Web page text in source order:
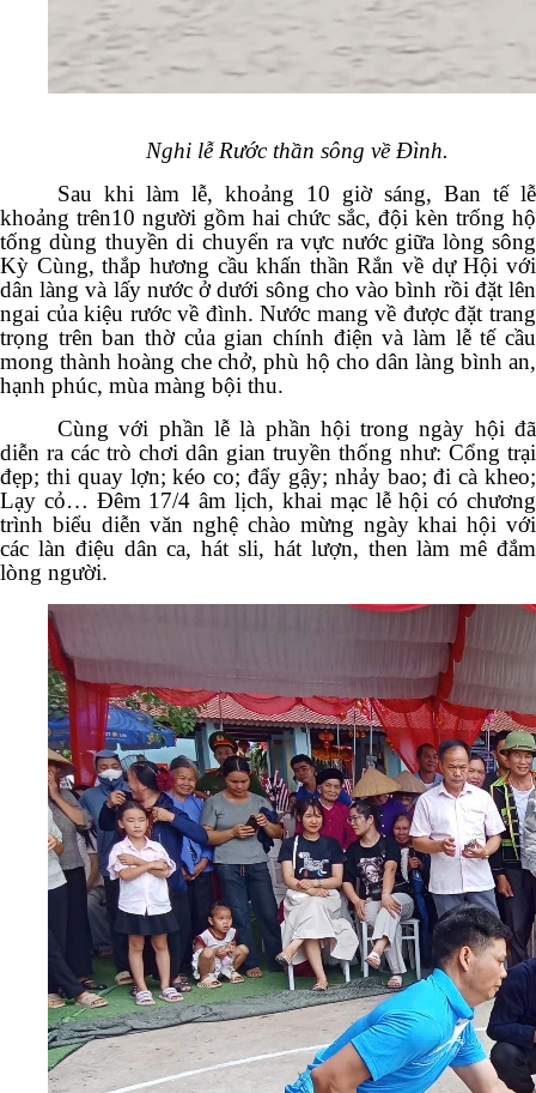
Nghi lễ Rước thần sông về Đình.
Sau khi làm lễ, khoảng 10 giờ sáng, Ban tế lễ
khoảng trên10 người gồm hai chức sắc, đội kèn trống hộ
tống dùng thuyền di chuyển ra vực nước giữa lòng sông
Kỳ Cùng, thắp hương cầu khấn thần Rắn về dự Hội với
dân làng và lấy nước ở dưới sông cho vào bình rồi đặt lên
ngai của kiệu rước về đình. Nước mang về được đặt trang
trọng trên ban thờ của gian chính điện và làm lễ tế cầu
mong thành hoàng che chở, phù hộ cho dân làng bình an,
hạnh phúc, mùa màng bội thu.
Cùng với phần lễ là phần hội trong ngày hội đã
diễn ra các trò chơi dân gian truyền thống như: Cổng trại
đẹp; thi quay lợn; kéo co; đẩy gậy; nhảy bao; đi cà kheo;
Lạy cỏ… Đêm 17/4 âm lịch, khai mạc lễ hội có chương
trình biểu diễn văn nghệ chào mừng ngày khai hội với
các làn điệu dân ca, hát sli, hát lượn, then làm mê đắm
lòng người.